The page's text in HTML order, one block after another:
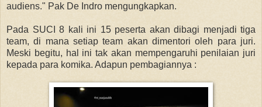
audiens." Pak De Indro mengungkapkan.
Pada SUCI 8 kali ini 15 peserta akan dibagi menjadi tiga
team, di mana setiap team akan dimentori oleh para juri.
Meski begitu, hal ini tak akan mempengaruhi penilaian juri
kepada para komika. Adapun pembagiannya :